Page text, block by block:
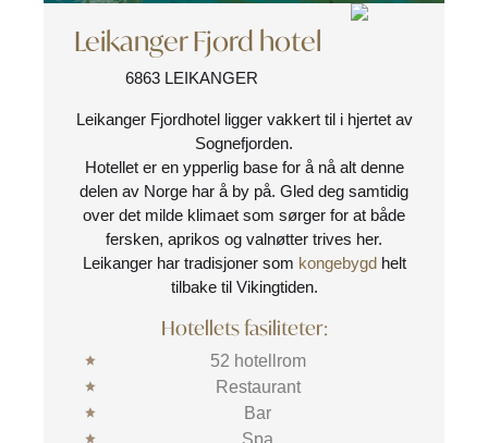
Leikanger Fjord hotel
6863 LEIKANGER
Leikanger Fjordhotel ligger vakkert til i hjertet av
Sognefjorden.
Hotellet er en ypperlig base for å nå alt denne
delen av Norge har å by på. Gled deg samtidig
over det milde klimaet som sørger for at både
fersken, aprikos og valnøtter trives her.
Leikanger har tradisjoner som kongebygdhelt
tilbake til Vikingtiden.
Hotellets fasiliteter:
52 hotellrom
Restaurant
Bar